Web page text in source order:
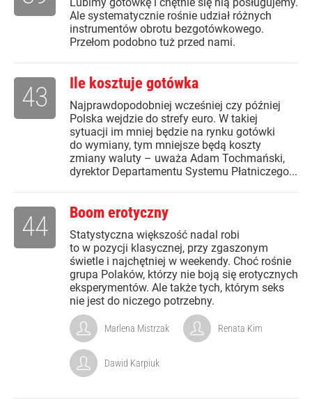
Ale systematycznie rośnie udział różnych
instrumentów obrotu bezgotówkowego.
Przełom podobno tuż przed nami.
Ile kosztuje gotówka
Najprawdopodobniej wcześniej czy później
Polska wejdzie do strefy euro. W takiej
sytuacji im mniej będzie na rynku gotówki
do wymiany, tym mniejsze będą koszty
zmiany waluty – uważa Adam Tochmański,
dyrektor Departamentu Systemu Płatniczego...
43
Boom erotyczny
Statystyczna większość nadal robi
to w pozycji klasycznej, przy zgaszonym
świetle i najchętniej w weekendy. Choć rośnie
grupa Polaków, którzy nie boją się erotycznych
eksperymentów. Ale także tych, którym seks
nie jest do niczego potrzebny.
44
Marlena Mistrzak Renata Kim
Dawid Karpiuk